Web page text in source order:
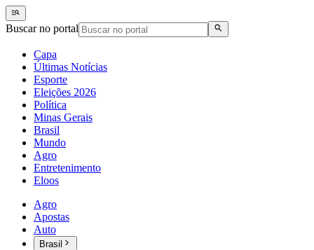
Buscar no portal
Capa
Últimas Notícias
Esporte
Eleições 2026
Política
Minas Gerais
Brasil
Mundo
Agro
Entretenimento
Eloos
Agro
Apostas
Auto
Brasil